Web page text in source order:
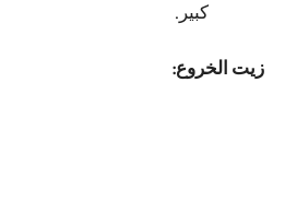
كبير.
زيت الخروع: